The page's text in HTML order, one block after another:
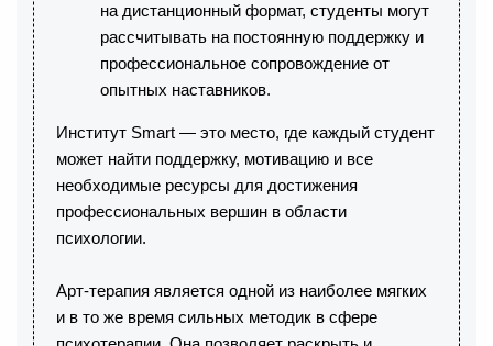
на дистанционный формат, студенты могут
рассчитывать на постоянную поддержку и
профессиональное сопровождение от
опытных наставников.
Институт Smart — это место, где каждый студент
может найти поддержку, мотивацию и все
необходимые ресурсы для достижения
профессиональных вершин в области
психологии.
Арт-терапия является одной из наиболее мягких
и в то же время сильных методик в сфере